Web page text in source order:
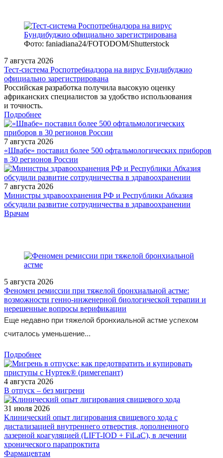
Фото: faniadiana24/FOTODOM/Shutterstock
7 августа 2026
Тест‑система Роспотребнадзора на вирус Бундибуджио
официально зарегистрирована
Российская разработка получила высокую оценку
африканских специалистов за удобство использования
и точность.
Подробнее
7 августа 2026
«Швабе» поставил более 500 офтальмологических приборов
в 30 регионов России
7 августа 2026
Министры здравоохранения РФ и Республики Абхазия
обсудили развитие сотрудничества в здравоохранении
/measures/34-ya-Vserossiyskaya-onlayn-shkola-Komorbidnyy-nev/
Врачам
5 августа 2026
Феномен ремиссии при тяжелой бронхиальной астме:
возможности генно-инженерной биологической терапии и
нерешенные вопросы верификации
Еще недавно при тяжелой бронхиальной астме успехом
считалось уменьшение...
Подробнее
4 августа 2026
В отпуск – без мигрени
31 июля 2026
Клинический опыт лигирования свищевого хода с
дистализацией внутреннего отверстия, дополненного
лазерной коагуляцией (LIFT-IOD + FiLaC), в лечении
хронического парапроктита
Фармацевтам